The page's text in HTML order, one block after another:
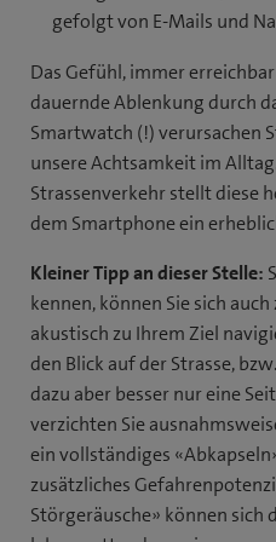
gefolgt von E-Mails und
Das Gefühl, immer
dauernde Ablenkung durch
Smartwatch (!) verursachen
unsere Achtsamkeit im
Strassenverkehr stellt diese
dem Smartphone ein
Kleiner Tipp an dieser Stelle:
kennen, können Sie sich
akustisch zu Ihrem Ziel
den Blick auf der Strasse,
dazu aber besser nur eine
verzichten Sie
ein vollständiges
zusätzliches
Störgeräusche» können sich